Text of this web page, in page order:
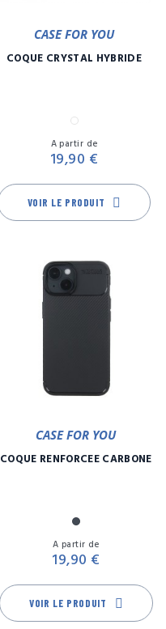
CASE FOR YOU
COQUE CRYSTAL HYBRIDE
Transparent
A partir de
19,90 €
VOIR LE PRODUIT
CASE FOR YOU
COQUE RENFORCÉE CARBONE
Noir
A partir de
19,90 €
VOIR LE PRODUIT